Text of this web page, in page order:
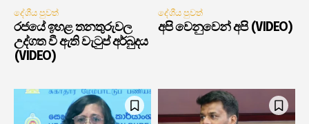
දේශීය පුවත්
රජයේ ඉහළ තනතුරුවල
උද්ගත වී ඇති වැටුප් අර්බුදය
(VIDEO)
දේශීය පුවත්
අපි වෙනුවෙන් අපි (VIDEO)